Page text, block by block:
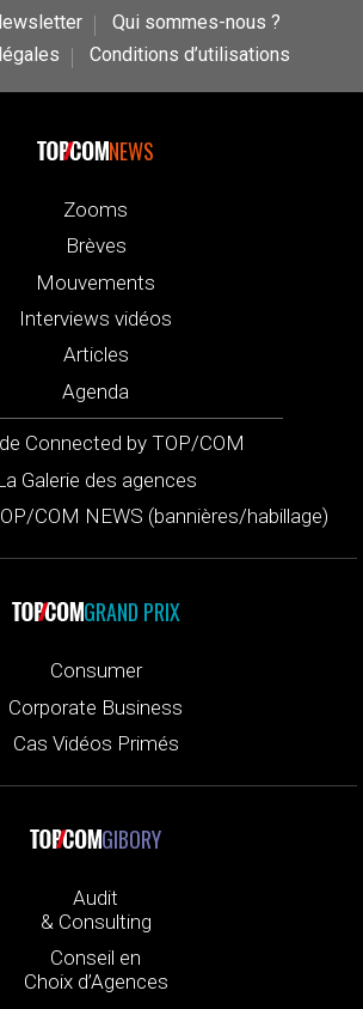
Qui sommes-nous ?
Conditions d’utilisations
NEWS
Zooms
Brèves
Mouvements
Interviews vidéos
Articles
Agenda
Connected by TOP/COM
Galerie des agences
COM NEWS (bannières/habillage)
GRAND PRIX
Consumer
Corporate Business
Cas Vidéos Primés
GIBORY
Audit
& Consulting
Conseil en
Choix d’Agences